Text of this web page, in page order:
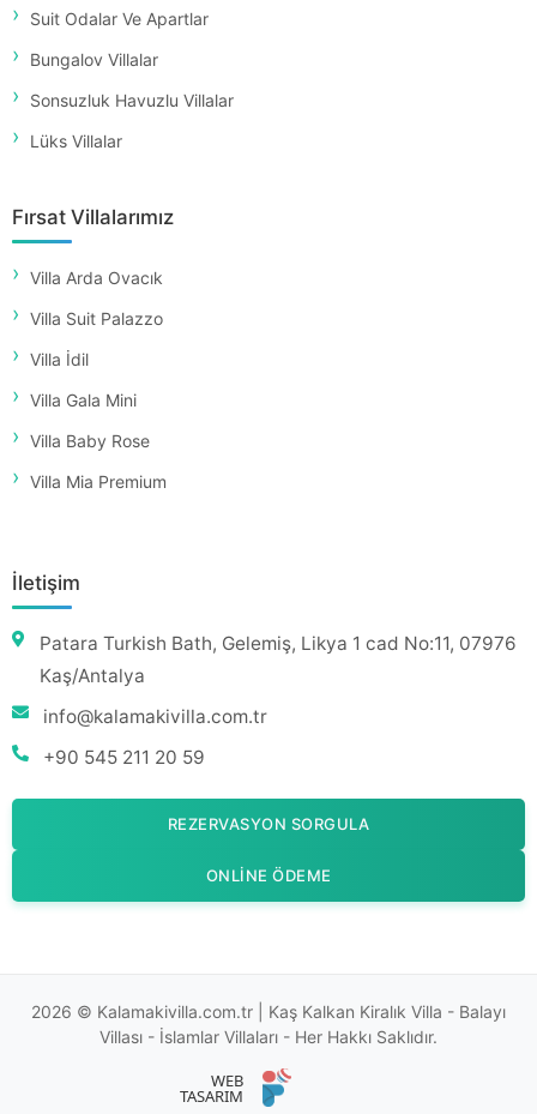
Suit Odalar Ve Apartlar
Bungalov Villalar
Sonsuzluk Havuzlu Villalar
Lüks Villalar
Fırsat Villalarımız
Villa Arda Ovacık
Villa Suit Palazzo
Villa İdil
Villa Gala Mini
Villa Baby Rose
Villa Mia Premium
İletişim
Patara Turkish Bath, Gelemiş, Likya 1 cad No:11, 07976
Kaş/Antalya
info@kalamakivilla.com.tr
+90 545 211 20 59
REZERVASYON SORGULA
ONLINE ÖDEME
2026 © Kalamakivilla.com.tr | Kaş Kalkan Kiralık Villa - Balayı
Villası - İslamlar Villaları - Her Hakkı Saklıdır.